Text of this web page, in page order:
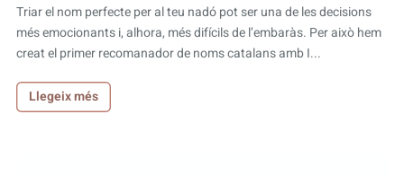
Triar el nom perfecte per al teu nadó pot ser una de les decisions
més emocionants i, alhora, més difícils de l’embaràs. Per això hem
creat el primer recomanador de noms catalans amb I...
Llegeix més